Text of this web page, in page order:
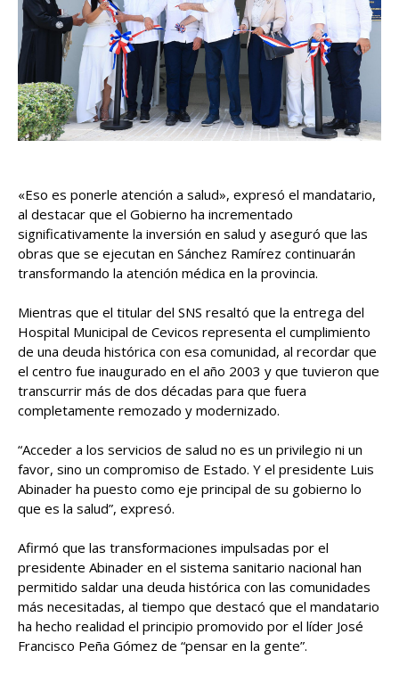
«Eso es ponerle atención a salud», expresó el mandatario,
al destacar que el Gobierno ha incrementado
significativamente la inversión en salud y aseguró que las
obras que se ejecutan en Sánchez Ramírez continuarán
transformando la atención médica en la provincia.
Mientras que el titular del SNS resaltó que la entrega del
Hospital Municipal de Cevicos representa el cumplimiento
de una deuda histórica con esa comunidad, al recordar que
el centro fue inaugurado en el año 2003 y que tuvieron que
transcurrir más de dos décadas para que fuera
completamente remozado y modernizado.
“Acceder a los servicios de salud no es un privilegio ni un
favor, sino un compromiso de Estado. Y el presidente Luis
Abinader ha puesto como eje principal de su gobierno lo
que es la salud”, expresó.
Afirmó que las transformaciones impulsadas por el
presidente Abinader en el sistema sanitario nacional han
permitido saldar una deuda histórica con las comunidades
más necesitadas, al tiempo que destacó que el mandatario
ha hecho realidad el principio promovido por el líder José
Francisco Peña Gómez de “pensar en la gente”.